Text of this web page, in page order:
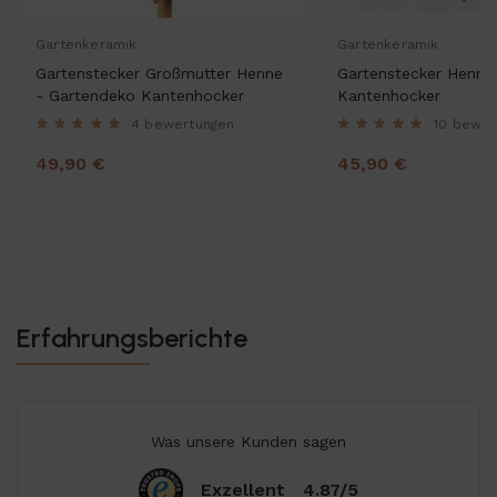
Gartenkeramik
Gartenstecker Großmutter Henne
- Gartendeko Kantenhocker
4 bewertungen
49,90 €
Gartenkeramik
Gartenstecker
Kantenhocker
10
45,90 €
Erfahrungsberichte
Was unsere Kunden sagen
Exzellent 4.87/5